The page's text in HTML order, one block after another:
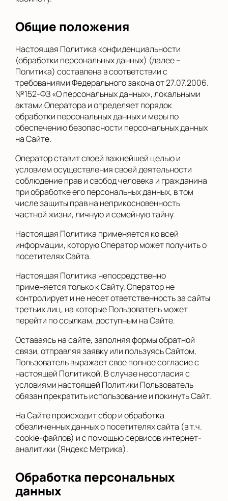
Общие положения
Настоящая Политика конфиденциальности
(обработки персональных данных) (далее –
Политика) составлена в соответствии с
требованиями Федерального закона от 27.07.2006.
№152-ФЗ «О персональных данных», локальными
актами Оператора и определяет порядок
обработки персональных данных и меры по
обеспечению безопасности персональных данных
на Сайте.
Оператор ставит своей важнейшей целью и
условием осуществления своей деятельности
соблюдение прав и свобод человека и гражданина
при обработке его персональных данных, в том
числе защиты прав на неприкосновенность
частной жизни, личную и семейную тайну.
Настоящая Политика применяется ко всей
информации, которую Оператор может получить о
посетителях Сайта.
Настоящая Политика непосредственно
применяется только к Сайту. Оператор не
контролирует и не несет ответственность за сайты
третьих лиц, на которые Пользователь может
перейти по ссылкам, доступным на Сайте.
Оставаясь на сайте, заполняя формы обратной
связи, отправляя заявку или пользуясь Сайтом,
Пользователь выражает свое полное согласие с
настоящей Политикой. В случае несогласия с
условиями настоящей Политики Пользователь
обязан прекратить использование и покинуть Сайт.
На Сайте происходит сбор и обработка
обезличенных данных о посетителях сайта (в т.ч.
cookie-файлов) и с помощью сервисов интернет-
аналитики (Яндекс Метрика).
Обработка персональных
данных